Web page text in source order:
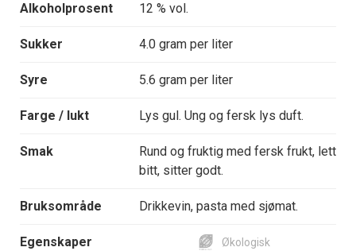
Alkoholprosent 12 % vol.
Sukker 4.0 gram per liter
Syre 5.6 gram per liter
Farge / lukt Lys gul. Ung og fersk lys duft.
Smak
Rund og fruktig med fersk frukt, lett
bitt, sitter godt.
Bruksområde Drikkevin, pasta med sjømat.
Egenskaper Økologisk